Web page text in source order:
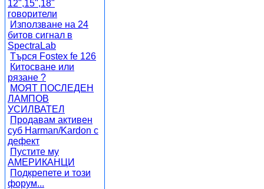
12",15",18"
говорители
Използване на 24
битов сигнал в
SpectraLab
Търся Fostex fe 126
Китосване или
рязане ?
МОЯТ ПОСЛЕДЕН
ЛАМПОВ
УСИЛВАТЕЛ
Продавам активен
суб Harman/Kardon с
дефект
Пустите му
АМЕРИКАНЦИ
Подкрепете и този
форум...